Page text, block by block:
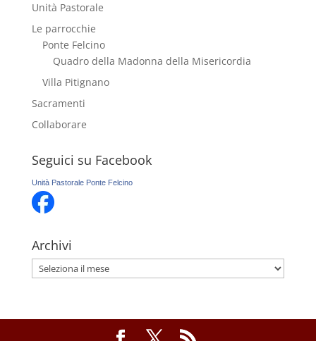
Unità Pastorale
Le parrocchie
Ponte Felcino
Quadro della Madonna della Misericordia
Villa Pitignano
Sacramenti
Collaborare
Seguici su Facebook
Unità Pastorale Ponte Felcino
Archivi
Archivi